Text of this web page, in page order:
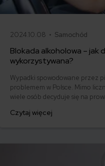
2024.10.08 • Samochód
Blokada alkoholowa – jak
wykorzystywana?
Wypadki spowodowane przez
problemem w Polsce. Mimo
wiele osób decyduje się na
czym polega blokada
Czytaj więcej